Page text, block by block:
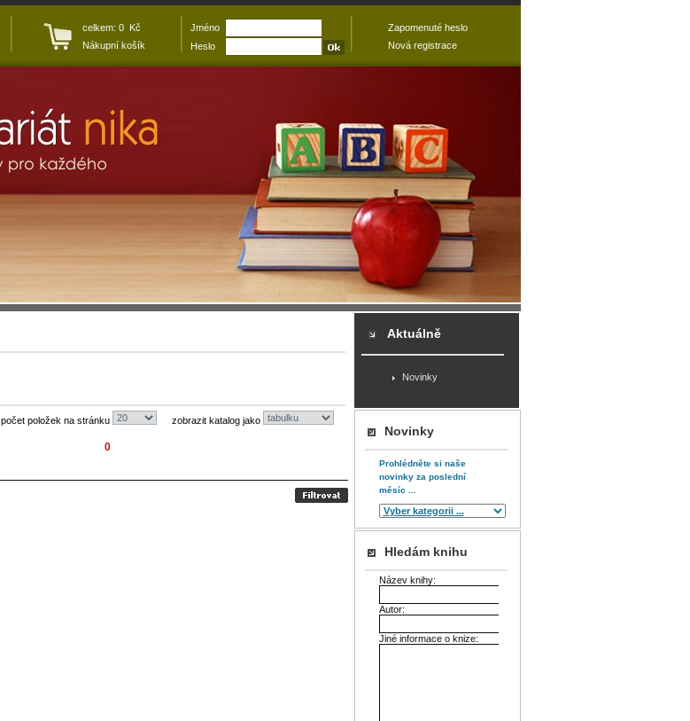
počet položek na stránku zobrazit katalog jako
0
Aktuálně
Novinky
Novinky
Prohlédněte si naše
novinky za poslední
měsíc ...
Hledám knihu
Název knihy:
Autor:
Jiné informace o knize:
celkem: 0 Kč
Nákupní košík
Jméno
Heslo
Zapomenuté heslo
Nová registrace